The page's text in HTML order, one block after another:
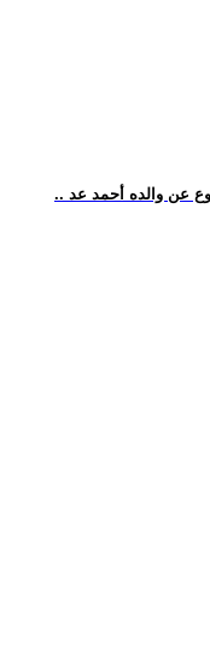
عن والده أحمد عد